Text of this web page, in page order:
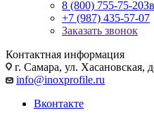
8 (800) 755-75-20
+7 (987) 435-57-07
Заказать звонок
Контактная информация
г. Самара, ул. Хасановская,
info@inoxprofile.ru
Вконтакте